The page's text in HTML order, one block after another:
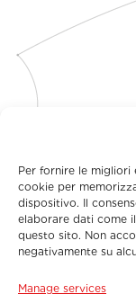
Per fornire le migliori
cookie per
dispositivo. Il
elaborare dati come
questo sito. Non
negativamente su
Manage services
Menu
Contact